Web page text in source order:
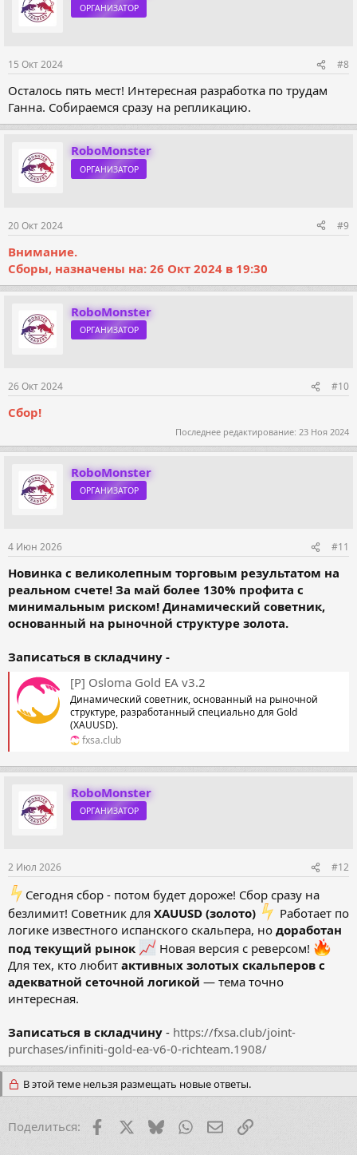
ОРГАНИЗАТОР
15 Окт 2024 #8
Осталось пять мест! Интересная разработка по трудам
Ганна. Собираемся сразу на репликацию.
RoboMonster
ОРГАНИЗАТОР
20 Окт 2024 #9
Внимание.
Сборы, назначены на: 26 Окт 2024 в 19:30
RoboMonster
ОРГАНИЗАТОР
26 Окт 2024 #10
Сбор!
Последнее редактирование: 23 Ноя 2024
RoboMonster
ОРГАНИЗАТОР
4 Июн 2026 #11
Новинка с великолепным торговым результатом на
реальном счете! За май более 130% профита с
минимальным риском! Динамический советник,
основанный на рыночной структуре золота.
Записаться в складчину -
[P] Osloma Gold EA v3.2
Динамический советник, основанный на рыночной
структуре, разработанный специально для Gold
(XAUUSD).
fxsa.club
RoboMonster
ОРГАНИЗАТОР
2 Июл 2026 #12
️Сегодня сбор - потом будет дороже! Сбор сразу на
безлимит! Советник для XAUUSD (золото)
️ Работает по
логике известного испанского скальпера, но доработан
под текущий рынок
Новая версия с реверсом!
Для тех, кто любит активных золотых скальперов с
адекватной сеточной логикой — тема точно
интересная.
Записаться в складчину - https://fxsa.club/joint-
purchases/infiniti-gold-ea-v6-0-richteam.1908/
В этой теме нельзя размещать новые ответы.
Поделиться: FacebookX (Twitter)
BlueskyWhatsAppЭлектронная почта
Ссылка